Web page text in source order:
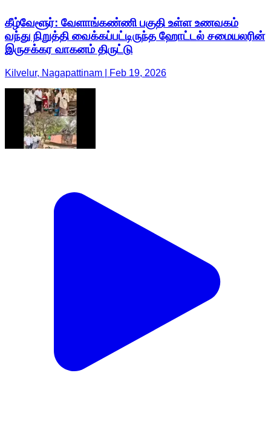
கீழ்வேளூர்: வேளாங்கண்ணி பகுதி உள்ள உணவகம்
வந்து நிறுத்தி வைக்கப்பட்டிருந்த ஹோட்டல் சமையலரின்
இருசக்கர வாகனம் திருட்டு
Kilvelur, Nagapattinam | Feb 19, 2026